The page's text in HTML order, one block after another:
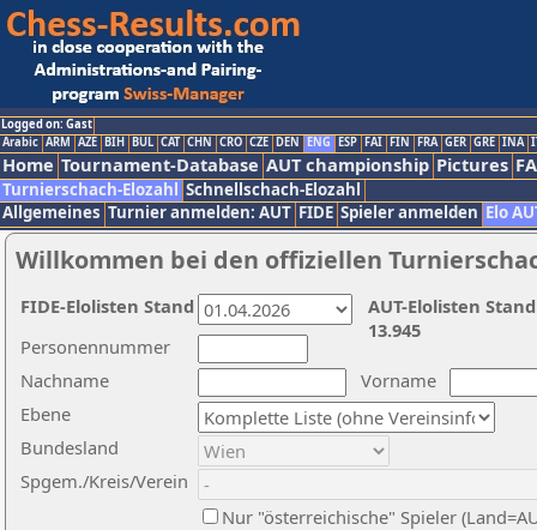
Logged on: Gast
Arabic ARM AZE BIH BUL CAT CHN CRO CZE DEN ENG ESP FAI FIN FRA GER GRE INA
Home Tournament-Database AUT championship Pictures
Turnierschach-Elozahl Schnellschach-Elozahl
Allgemeines Turnier anmelden: AUT FIDE Spieler anmelden Elo
Willkommen bei den offiziellen
Nachname
Vorname
Ebene
Personennummer
Bundesland
Spgem./Kreis/Verein
Nur "österreichische" Spieler
AUT-Elolisten
13.945
FIDE-Elolisten Stand